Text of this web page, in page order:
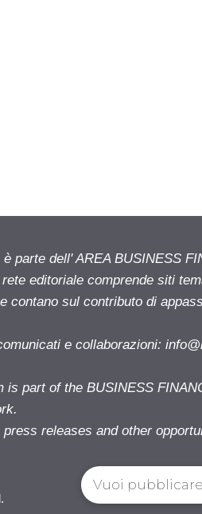
parte dell' AREA BUSINESS
editoriale comprende siti
contano sul contributo di
e collaborazioni:
is part of the BUSINESS
releases and other
Vuoi